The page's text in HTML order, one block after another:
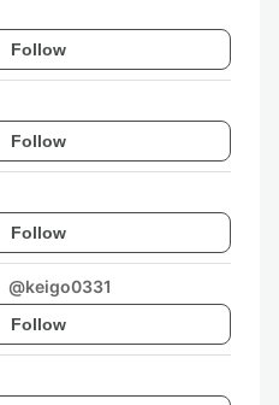
Follow
Follow
Follow
@keigo0331
Follow